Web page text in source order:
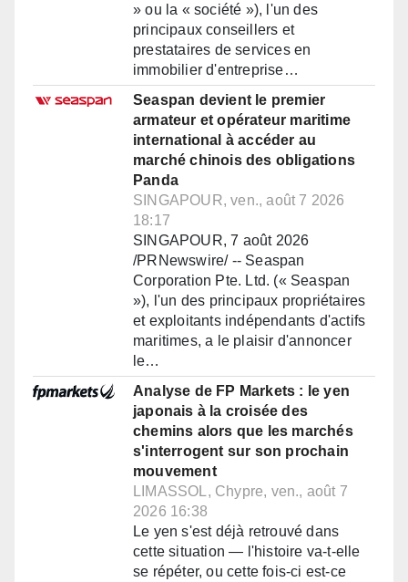
» ou la « société »), l'un des
principaux conseillers et
prestataires de services en
immobilier d'entreprise…
Seaspan devient le premier
armateur et opérateur maritime
international à accéder au
marché chinois des obligations
Panda
SINGAPOUR, ven., août 7 2026
18:17
SINGAPOUR, 7 août 2026
/PRNewswire/ -- Seaspan
Corporation Pte. Ltd. (« Seaspan
»), l'un des principaux propriétaires
et exploitants indépendants d'actifs
maritimes, a le plaisir d'annoncer
le…
Analyse de FP Markets : le yen
japonais à la croisée des
chemins alors que les marchés
s'interrogent sur son prochain
mouvement
LIMASSOL, Chypre, ven., août 7
2026 16:38
Le yen s'est déjà retrouvé dans
cette situation — l'histoire va-t-elle
se répéter, ou cette fois-ci est-ce